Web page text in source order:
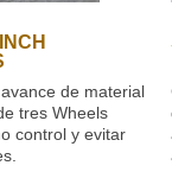
de material
tres Wheels
control y evitar